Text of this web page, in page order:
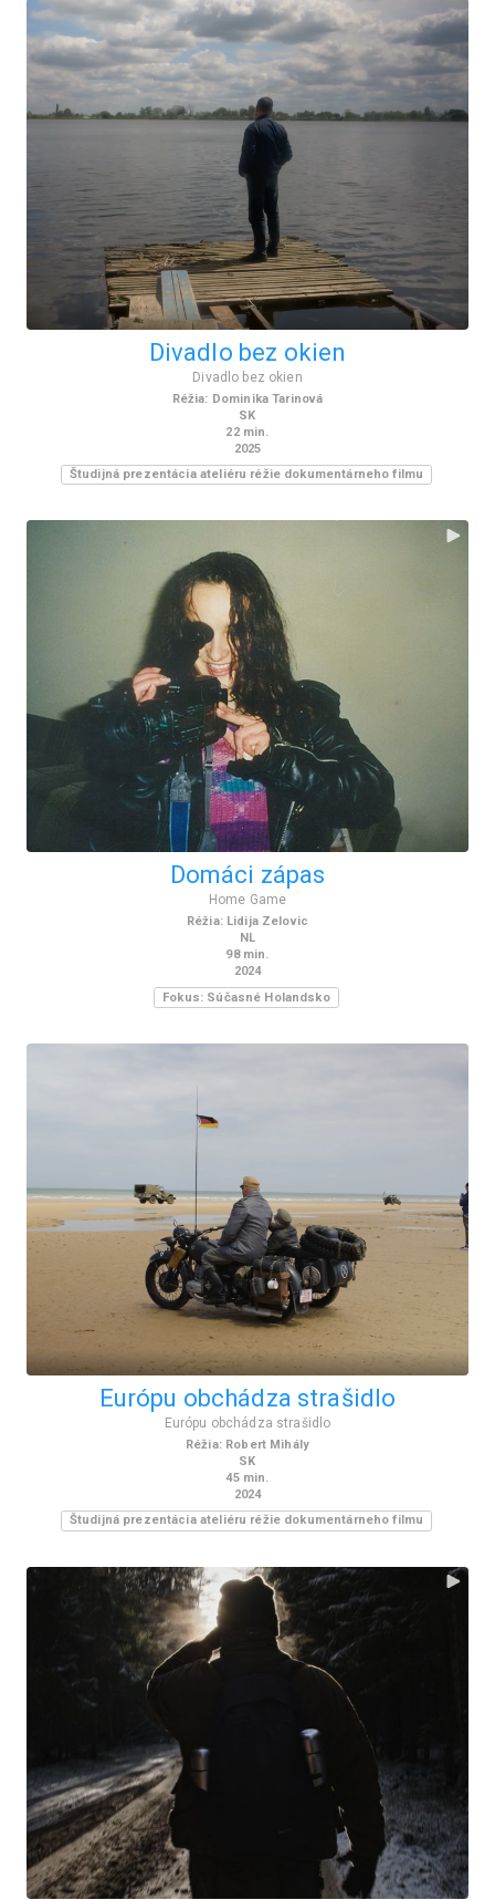
Divadlo bez okien
Divadlo bez okien
Réžia: Dominika Tarinová
SK
22 min.
2025
Študijná prezentácia ateliéru réžie dokumentárneho filmu
Domáci zápas
Home Game
Réžia: Lidija Zelovic
NL
98 min.
2024
Fokus: Súčasné Holandsko
Európu obchádza strašidlo
Európu obchádza strašidlo
Réžia: Robert Mihály
SK
45 min.
2024
Študijná prezentácia ateliéru réžie dokumentárneho filmu